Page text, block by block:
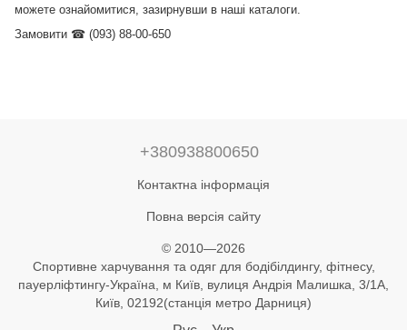
можете ознайомитися, зазирнувши в наші каталоги.
Замовити ☎ (093) 88-00-650
+380938800650
Контактна інформація
Повна версія сайту
© 2010—2026
Спортивне харчування та одяг для бодібілдингу, фітнесу,
пауерліфтингу-Україна, м Київ, вулиця Андрія Малишка, 3/1А,
Київ, 02192(станція метро Дарниця)